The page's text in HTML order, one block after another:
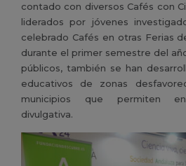
contado con diversos Cafés con
liderados por jóvenes
celebrado Cafés en otras Ferias
durante el primer semestre del
públicos, también se han
educativos de zonas
municipios que permiten
divulgativa.